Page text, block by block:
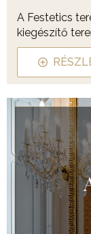
A Festetics
kiegészítő